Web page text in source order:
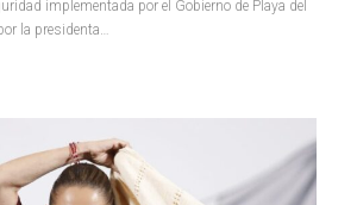
implementada por el Gobierno de Playa del
la presidenta